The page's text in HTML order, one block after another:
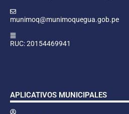
munimoq@munimoquegua.gob.pe
RUC: 20154469941
APLICATIVOS MUNICIPALES